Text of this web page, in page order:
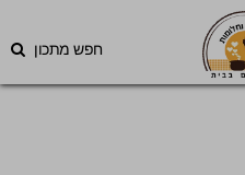
חפש מתכון